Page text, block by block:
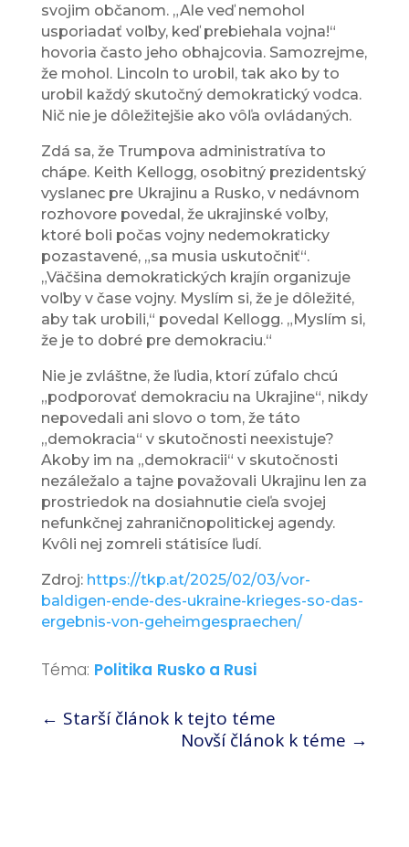
svojim občanom. „Ale veď nemohol
usporiadať voľby, keď prebiehala vojna!“
hovoria často jeho obhajcovia. Samozrejme,
že mohol. Lincoln to urobil, tak ako by to
urobil každý skutočný demokratický vodca.
Nič nie je dôležitejšie ako vôľa ovládaných.
Zdá sa, že Trumpova administratíva to
chápe. Keith Kellogg, osobitný prezidentský
vyslanec pre Ukrajinu a Rusko, v nedávnom
rozhovore povedal, že ukrajinské voľby,
ktoré boli počas vojny nedemokraticky
pozastavené, „sa musia uskutočniť“.
„Väčšina demokratických krajín organizuje
voľby v čase vojny. Myslím si, že je dôležité,
aby tak urobili,“ povedal Kellogg. „Myslím si,
že je to dobré pre demokraciu.“
Nie je zvláštne, že ľudia, ktorí zúfalo chcú
„podporovať demokraciu na Ukrajine“, nikdy
nepovedali ani slovo o tom, že táto
„demokracia“ v skutočnosti neexistuje?
Akoby im na „demokracii“ v skutočnosti
nezáležalo a tajne považovali Ukrajinu len za
prostriedok na dosiahnutie cieľa svojej
nefunkčnej zahraničnopolitickej agendy.
Kvôli nej zomreli státisíce ľudí.
Zdroj: https://tkp.at/2025/02/03/vor-
baldigen-ende-des-ukraine-krieges-so-das-
ergebnis-von-geheimgespraechen/
Téma: Politika Rusko a Rusi
← Starší článok k tejto téme
Novší článok k téme →